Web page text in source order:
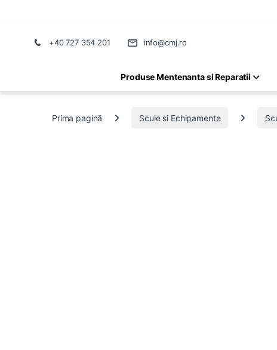
+40 727 354 201 info@cmj.ro
Produse Mentenanta si Reparatii
Prima pagină Scule si Echipamente